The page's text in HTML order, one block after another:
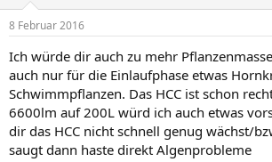
8 Februar 2016
Ich würde dir auch zu mehr
auch nur für die Einlaufphase etwas
Schwimmpflanzen. Das HCC ist schon
6600lm auf 200L würd ich auch etwas
dir das HCC nicht schnell genug wächst/
saugt dann haste direkt Algenprobleme